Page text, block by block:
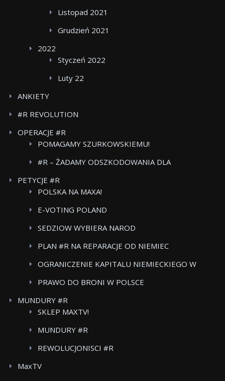
Listopad 2021
Grudzień 2021
2022
Styczeń 2022
Luty 22
ANKIETY
#R REVOLUTION
OPERACJE #R
POMAGAMY SZURKOWSKIEMU!
#R – ŻADAMY ODSZKODOWANIA DLA
CARE
PETYCJE #R
POLSKA NA MAXA!
E-VOTING POLAND
SEDZIOW WYBIERA NAROD
PLAN #R NA REPARACJE OD NIEMIEC
OGRANICZENIE KAPITALU NIEMIECKIEGO W
PRAWO DO BRONI W POLSCE
MUNDURY #R
SKLEP MAXTV!
MUNDURY #R
REWOLUCJONISCI #R
MaxTV